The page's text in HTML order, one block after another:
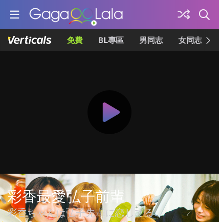
免費 BL專區 男同志 女同志
彩香最愛弘子前輩
彩香ちゃんは弘子先輩に恋してる